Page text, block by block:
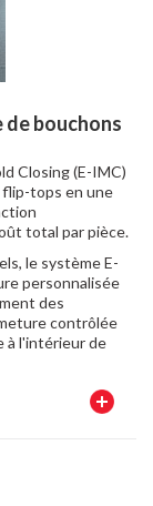
de bouchons
Closing (E-IMC)
flip-tops en une
total par pièce.
le système E-
personnalisée
des
contrôlée
à l'intérieur de